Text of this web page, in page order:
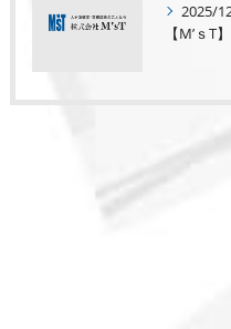
2025/
【M’ｓ